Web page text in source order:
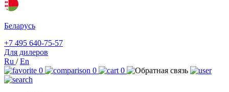
Беларусь
+7 495 640-75-57
Для дилеров
Ru /En
0
0 0